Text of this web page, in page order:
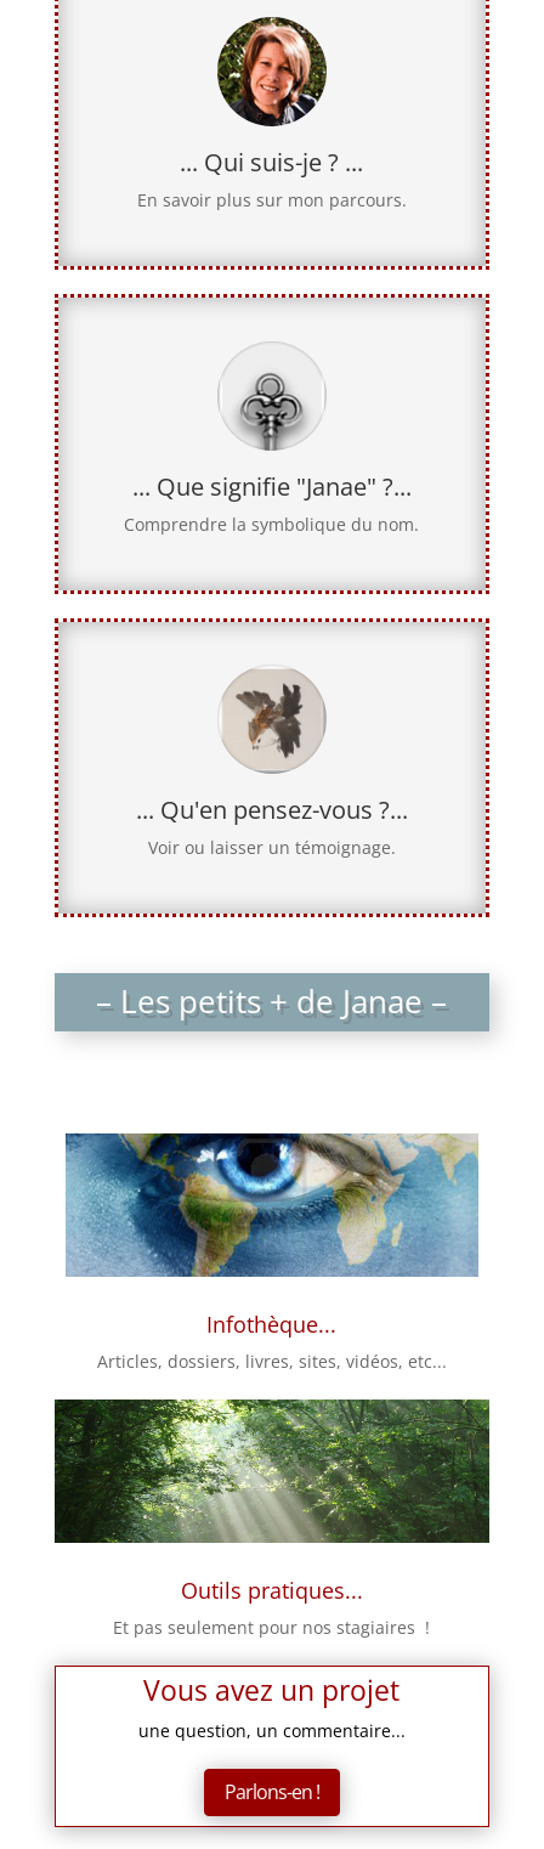
... Qui suis-je ? ...
En savoir plus sur mon parcours.
... Que signifie "Janae" ?...
Comprendre la symbolique du nom.
... Qu'en pensez-vous ?...
Voir ou laisser un témoignage.
– Les petits + de Janae –
Infothèque...
Articles, dossiers, livres, sites, vidéos, etc...
Outils pratiques...
Et pas seulement pour nos stagiaires !
Vous avez un projet
une question, un commentaire...
Parlons-en !